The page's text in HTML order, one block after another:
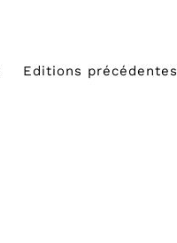
Editions précédentes